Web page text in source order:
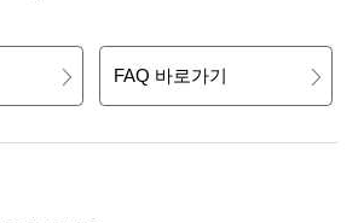
FAQ 바로가기